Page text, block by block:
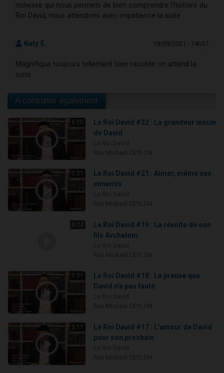
richesse qui nous permets de bien comprendre l'histoire du
Roi David, nous attendons avec impatience la suite
Katy E. 19/09/2021 - 14h57
Magnifique toujours tellement bien raconte on attend la
suite
A consulter également
6:25
Le Roi David #22 : La grandeur inouïe
de David
5:21
Le Roi David #21 : Aimer, même ses
ennemis
6:24
Le Roi David #19 : La révolte de son
fils Avchalom
5:01
Le Roi David #18 : La preuve que
David n'a pas fauté
5:11
Le Roi David #17 : L'amour de David
pour son prochain